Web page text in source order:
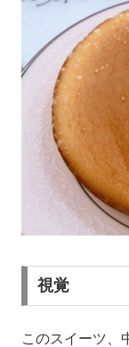
視覚
このスイーツ、